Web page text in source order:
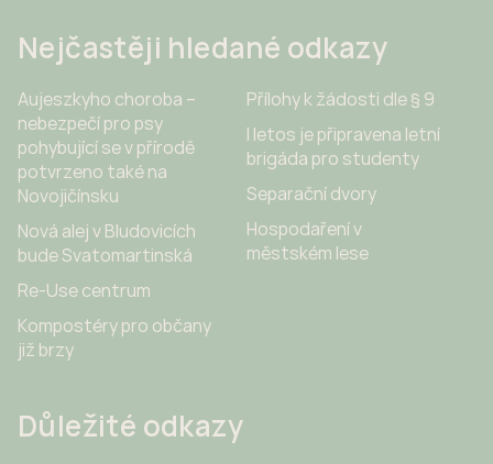
Nejčastěji hledané odkazy
Aujeszkyho choroba –
nebezpečí pro psy
pohybující se v přírodě
potvrzeno také na
Novojičínsku
Nová alej v Bludovicích
bude Svatomartinská
Re-Use centrum
Kompostéry pro občany
již brzy
Přílohy k žádosti dle § 9
I letos je připravena letní
brigáda pro studenty
Separační dvory
Hospodaření v
městském lese
Důležité odkazy